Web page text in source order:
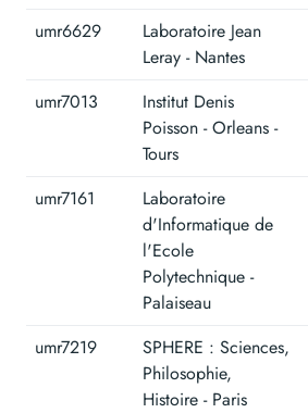
umr6629
Laboratoire Jean
Leray - Nantes
umr7013
Institut Denis
Poisson - Orleans -
Tours
umr7161
Laboratoire
d'Informatique de
l'Ecole
Polytechnique -
Palaiseau
umr7219
SPHERE : Sciences,
Philosophie,
Histoire - Paris